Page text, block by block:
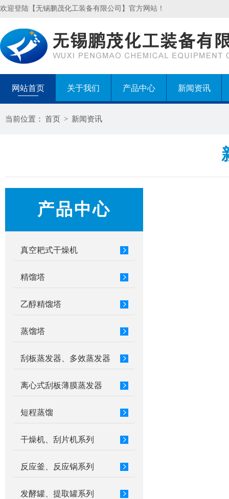
欢迎登陆【无锡鹏茂化工装备有限公司】官方网站！
网站首页 关于我们 产品中心 新闻资讯
当前位置： 首页 > 新闻资讯
产品中心
真空耙式干燥机
精馏塔
乙醇精馏塔
蒸馏塔
刮板蒸发器、多效蒸发器
离心式刮板薄膜蒸发器
短程蒸馏
干燥机、刮片机系列
反应釜、反应锅系列
发酵罐、提取罐系列